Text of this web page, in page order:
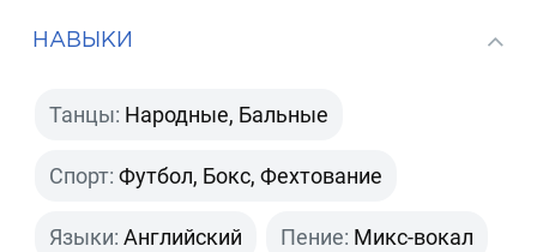
НАВЫКИ
Танцы: Народные, Бальные
Спорт: Футбол, Бокс, Фехтование
Языки: Английский Пение: Микс-вокал